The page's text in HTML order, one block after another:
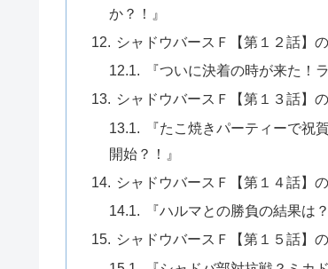
か？！』
シャドウバースＦ【第１２話】
『ついに決着の時が来た！
シャドウバースＦ【第１３話】
『たこ焼きパーティーで祝
開始？！』
シャドウバースＦ【第１４話】
『ハルマとの勝負の結果は
シャドウバースＦ【第１５話】